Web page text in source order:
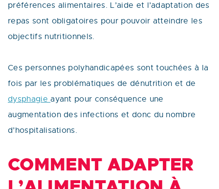
préférences alimentaires. L’aide et l’adaptation des
repas sont obligatoires pour pouvoir atteindre les
objectifs nutritionnels.
Ces personnes polyhandicapées sont touchées à la
fois par les problématiques de dénutrition et de
dysphagieayant pour conséquence une
augmentation des infections et donc du nombre
d’hospitalisations.
COMMENT ADAPTER